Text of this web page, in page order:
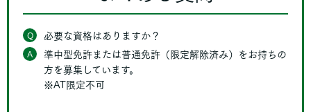
Q 必要な資格はありますか？
A
準中型免許または普通免許（限定解除済み）をお持ちの
方を募集しています。
※AT限定不可